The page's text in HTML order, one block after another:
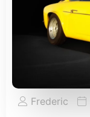
Frederic